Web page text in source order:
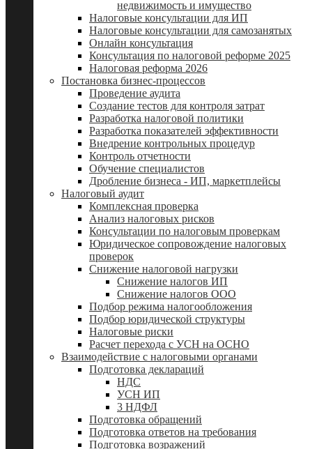
недвижимость и имущество
Налоговые консультации для ИП
Налоговые консультации для самозанятых
Онлайн консультация
Консультация по налоговой реформе 2025
Налоговая реформа 2026
Постановка бизнес-процессов
Проведение аудита
Создание тестов для контроля затрат
Разработка налоговой политики
Разработка показателей эффективности
Внедрение контрольных процедур
Контроль отчетности
Обучение специалистов
Дробление бизнеса - ИП, маркетплейсы
Налоговый аудит
Комплексная проверка
Анализ налоговых рисков
Консультации по налоговым проверкам
Юридическое сопровождение налоговых
проверок
Снижение налоговой нагрузки
Снижение налогов ИП
Снижение налогов ООО
Подбор режима налогообложения
Подбор юридической структуры
Налоговые риски
Расчет перехода с УСН на ОСНО
Взаимодействие с налоговыми органами
Подготовка деклараций
НДС
УСН ИП
3 НДФЛ
Подготовка обращений
Подготовка ответов на требования
Подготовка возражений